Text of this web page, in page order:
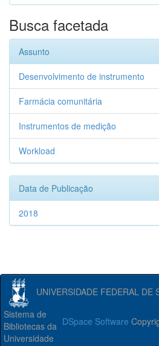
Busca facetada
Assunto
Desenvolvimento de instrumento
Farmácia comunitária
Instrumentos de medição
Workload
Data de Publicação
2018
UNIVERSIDADE FEDERAL DE
DSpace Software
Sistema de
Bibliotecas da
Universidade